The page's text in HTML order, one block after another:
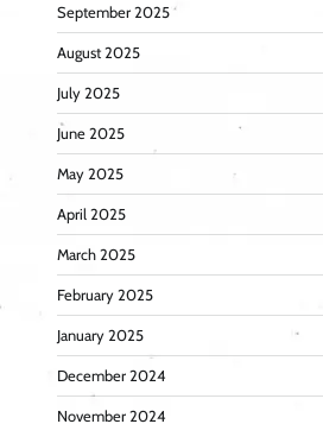
September 2025
August 2025
July 2025
June 2025
May 2025
April 2025
March 2025
February 2025
January 2025
December 2024
November 2024